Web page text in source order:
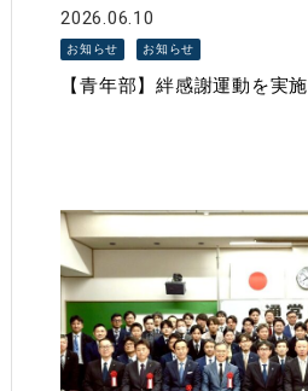
2026.06.10
お知らせ お知らせ
【青年部】絆感謝運動を実施